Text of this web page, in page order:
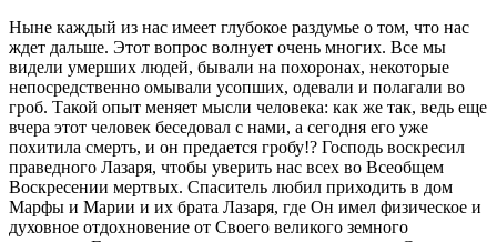
Ныне каждый из нас имеет глубокое раздумье о том, что нас
ждет дальше. Этот вопрос волнует очень многих. Все мы
видели умерших людей, бывали на похоронах, некоторые
непосредственно омывали усопших, одевали и полагали во
гроб. Такой опыт меняет мысли человека: как же так, ведь еще
вчера этот человек беседовал с нами, а сегодня его уже
похитила смерть, и он предается гробу!? Господь воскресил
праведного Лазаря, чтобы уверить нас всех во Всеобщем
Воскресении мертвых. Спаситель любил приходить в дом
Марфы и Марии и их брата Лазаря, где Он имел физическое и
духовное отдохновение от Своего великого земного